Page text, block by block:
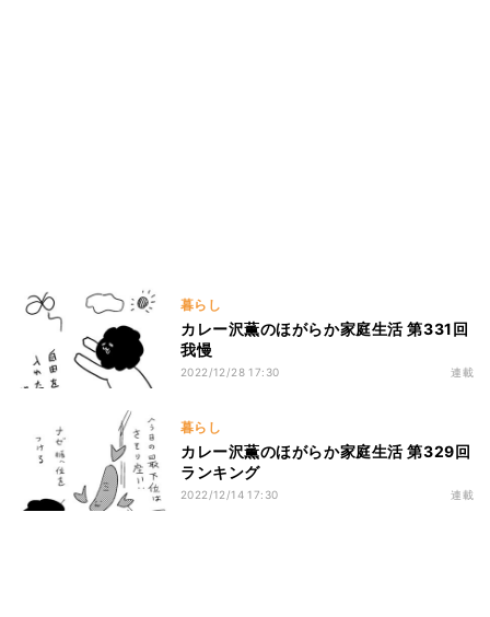
暮らし
カレー沢薫のほがらか家庭生活 第331回
我慢
2022/12/28 17:30 連載
暮らし
カレー沢薫のほがらか家庭生活 第329回
ランキング
2022/12/14 17:30 連載